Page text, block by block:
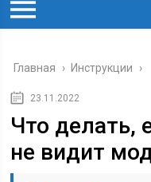
Главная › Инструкции ›
23.11.2022
Что делать,
не видит